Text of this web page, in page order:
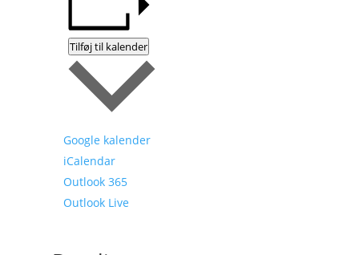
Tilføj til kalender
Google kalender
iCalendar
Outlook 365
Outlook Live